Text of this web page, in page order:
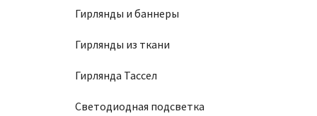
Гирлянды и баннеры
Гирлянды из ткани
Гирлянда Тассел
Светодиодная подсветка